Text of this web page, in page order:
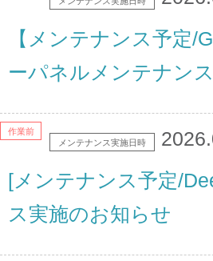
【メンテナンス予定/
ーパネルメンテナン
メンテナンス実施日時
作業前
[メンテナンス予定/
ス実施のお知らせ